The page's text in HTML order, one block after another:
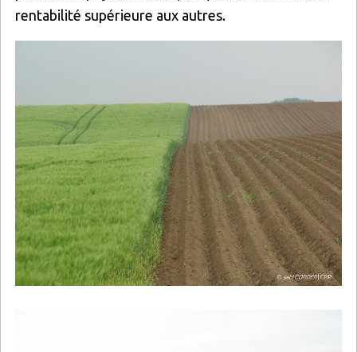
rentabilité supérieure aux autres.